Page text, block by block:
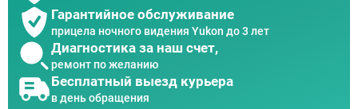
Гарантийное обслуживание
прицела ночного видения Yukon до 3 лет
Диагностика за наш счет,
ремонт по желанию
Бесплатный выезд курьера
в день обращения